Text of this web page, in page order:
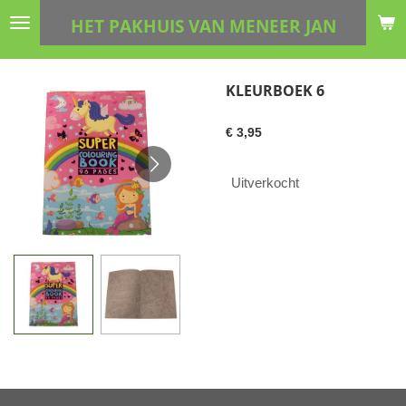
Ga
hoofdinhoud
HET PAKHUIS VAN MENEER JAN
KLEURBOEK 6
€ 3,95
Uitverkocht